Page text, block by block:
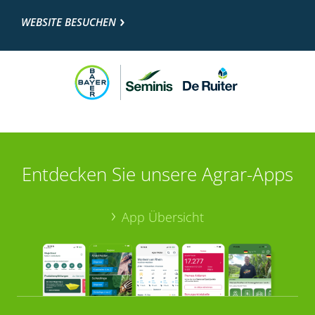
WEBSITE BESUCHEN
Entdecken Sie unsere Agrar-Apps
App Übersicht